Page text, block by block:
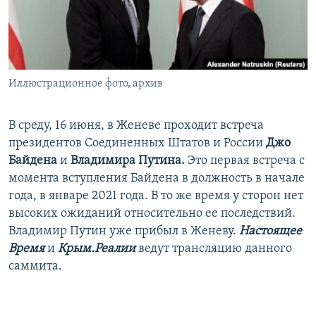
ПОБЕДИТЕЛЕЙ НЕ СУДЯТ?
КРЫМ.НЕПОКОРЕННЫЙ
УКРАИНСКАЯ ПРОБЛЕМА КРЫМА
ПРИСОЕДИНЯЙТЕСЬ!
Иллюстрационное фото, архив
В среду, 16 июня, в Женеве проходит встреча
президентов Соединенных Штатов и России Джо
Байдена и Владимира Путина. Это первая встреча с
момента вступления Байдена в должность в начале
года, в январе 2021 года. В то же время у сторон нет
высоких ожиданий относительно ее последствий.
Владимир Путин уже прибыл в Женеву. Настоящее
Времяи Крым.Реалииведут трансляцию данного
саммита.